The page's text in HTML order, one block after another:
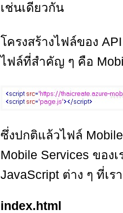
เช่นเดียวกัน
โครงสร้างไฟล์ของ
ไฟล์ที่สำคัญ ๆ คือ
ซึ่งปกติแล้วไฟล์
Mobile Services ของ
JavaScript ต่าง ๆ ที่เ
index.html